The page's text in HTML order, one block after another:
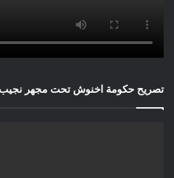
تصريح حكومة اخنوش تحت مجهر